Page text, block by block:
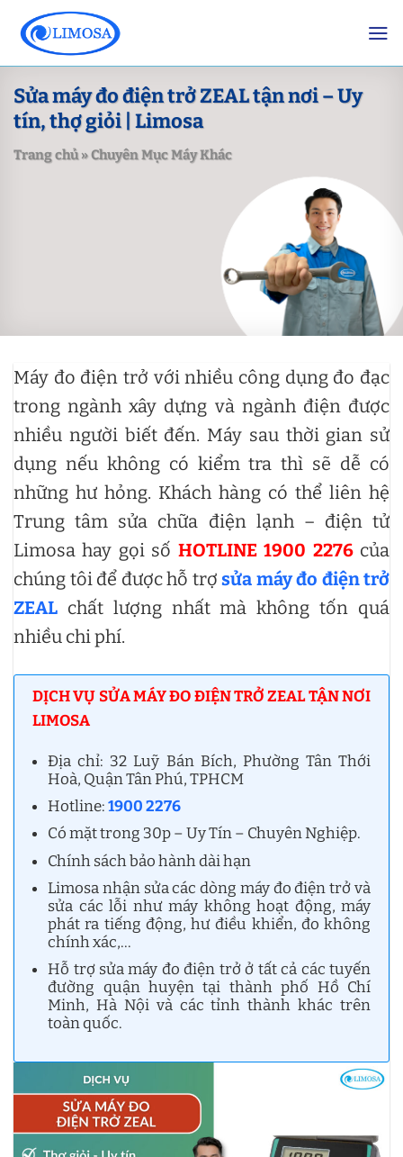
content
Sửa máy đo điện trở ZEAL tận nơi – Uy
tín, thợ giỏi | Limosa
Trang chủ»Chuyên Mục Máy Khác
Máy đo điện trở với nhiều công dụng đo đạc
trong ngành xây dựng và ngành điện được
nhiều người biết đến. Máy sau thời gian sử
dụng nếu không có kiểm tra thì sẽ dễ có
những hư hỏng. Khách hàng có thể liên hệ
Trung tâm sửa chữa điện lạnh – điện tử
Limosa hay gọi số HOTLINE 1900 2276của
chúng tôi để được hỗ trợ sửa máy đo điện trở
ZEAL chất lượng nhất mà không tốn quá
nhiều chi phí.
DỊCH VỤ SỬA MÁY ĐO ĐIỆN TRỞ ZEAL TẬN NƠI
LIMOSA
Địa chỉ: 32 Luỹ Bán Bích, Phường Tân Thới
Hoà, Quận Tân Phú, TPHCM
Hotline:1900 2276
Có mặt trong 30p – Uy Tín – Chuyên Nghiệp.
Chính sách bảo hành dài hạn
Limosa nhận sửa các dòng máy đo điện trở và
sửa các lỗi như máy không hoạt động, máy
phát ra tiếng động, hư điều khiển, đo không
chính xác,…
Hỗ trợ sửa máy đo điện trở ở tất cả các tuyến
đường quận huyện tại thành phố Hồ Chí
Minh, Hà Nội và các tỉnh thành khác trên
toàn quốc.